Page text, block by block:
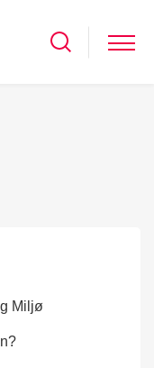
Miljø